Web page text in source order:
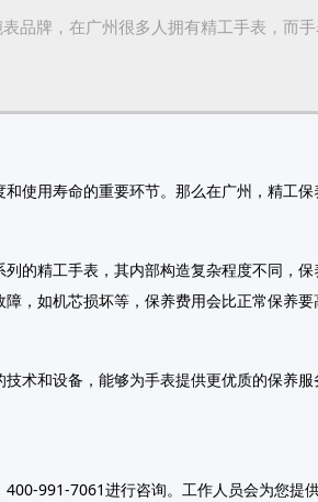
品牌，在广州很多人拥有精工手表，而
使用寿命的重要环节。那么在广州，精工保
的精工手表，其内部构造复杂程度不同，
，如机芯损坏等，保养费用会比正常保养要
术和设备，能够为手表提供更优质的保养
991-7061进行咨询。工作人员会为您提